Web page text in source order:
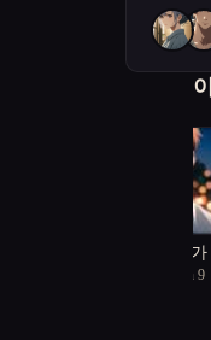
기억을 잃은 남자
적 연인을 다시 만난
anticipatory Jellyfish 9